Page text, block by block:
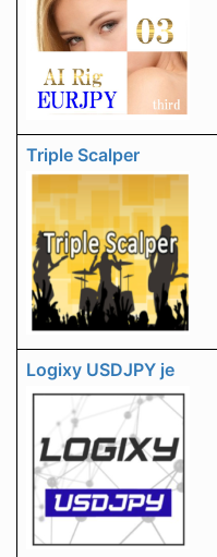
Triple Scalper
Logixy USDJPY je